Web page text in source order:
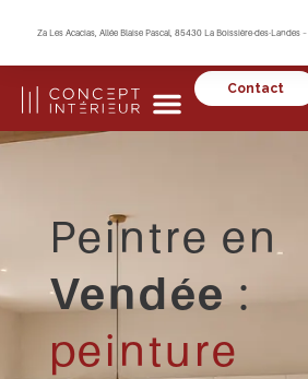
Za Les Acacias, Allée Blaise Pascal, 85430 La Boissière-des-Landes –
Contact
Peintre en
Vendée:
peinture